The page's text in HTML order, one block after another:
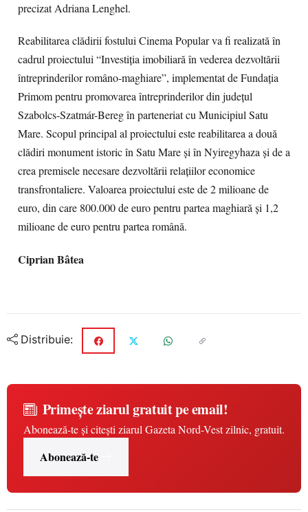
precizat Adriana Lenghel.
Reabilitarea clădirii fostului Cinema Popular va fi realizată în
cadrul proiectului “Investiţia imobiliară în vederea dezvoltării
întreprinderilor româno-maghiare”, implementat de Fundația
Primom pentru promovarea întreprinderilor din județul
Szabolcs-Szatmár-Bereg în parteneriat cu Municipiul Satu
Mare. Scopul principal al proiectului este reabilitarea a două
clădiri monument istoric în Satu Mare și în Nyiregyhaza și de a
crea premisele necesare dezvoltării relațiilor economice
transfrontaliere. Valoarea proiectului este de 2 milioane de
euro, din care 800.000 de euro pentru partea maghiară şi 1,2
milioane de euro pentru partea română.
Ciprian Bâtea
Distribuie:
Primește ziarul gratuit pe email!
Abonează-te și citești ziarul Gazeta Nord-Vest zilnic, gratuit.
Abonează-te